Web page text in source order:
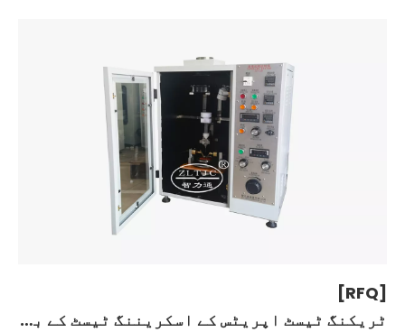
[RFQ]
ٹریکنگ ٹیسٹ اپریٹس کے اسکریننگ ٹیسٹ کے بارے میں